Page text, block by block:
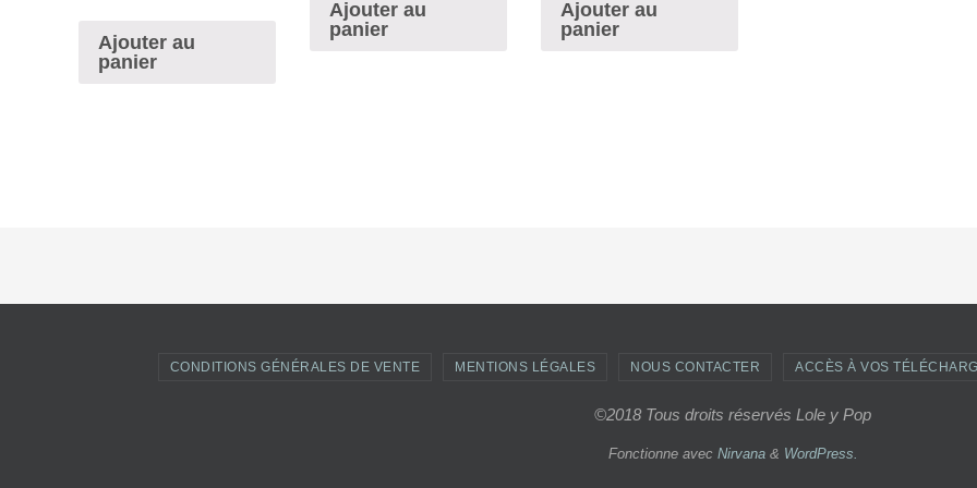
Ajouter au
panier
Ajouter au
panier
Ajouter au
panier
CONDITIONS GÉNÉRALES DE VENTE MENTIONS LÉGALES NOUS CONTACTER ACCÈS À VOS
©2018 Tous droits réservés Lole y Pop
Fonctionne avec Nirvana& WordPress.